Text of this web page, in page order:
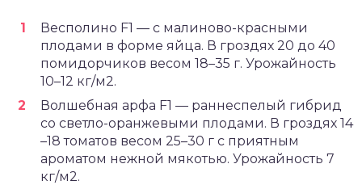
Весполино F1 — с малиново-красными
плодами в форме яйца. В гроздях 20 до 40
помидорчиков весом 18–35 г. Урожайность
10–12 кг/м2.
Волшебная арфа F1 — раннеспелый гибрид
со светло-оранжевыми плодами. В гроздях 14
–18 томатов весом 25–30 г с приятным
ароматом нежной мякотью. Урожайность 7
кг/м2.